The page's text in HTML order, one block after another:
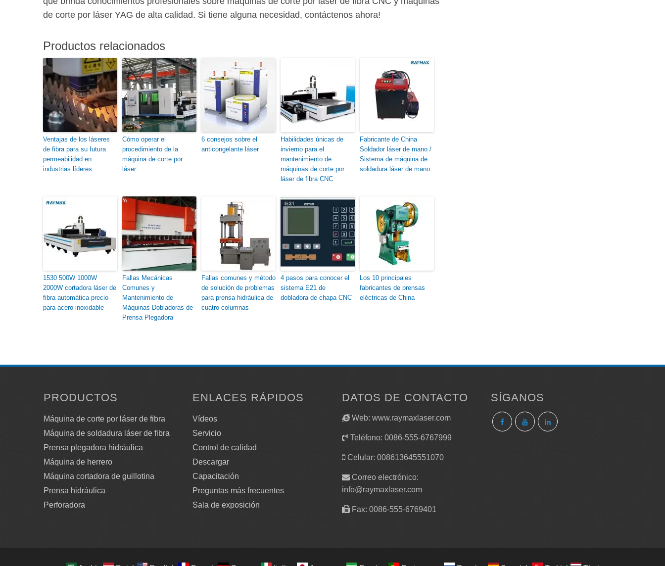
de corte por láser YAG de alta calidad. Si tiene alguna necesidad, contáctenos ahora!
Productos relacionados
Ventajas de los láseres
de fibra para su futura
permeabilidad en
industrias líderes
Cómo operar el
procedimiento de la
máquina de corte por
láser
6 consejos sobre el
anticongelante láser
Habilidades únicas de
invierno para el
mantenimiento de
máquinas de corte por
láser de fibra CNC
Fabricante de China
Soldador láser de mano /
Sistema de máquina de
soldadura láser de mano
1530 500W 1000W
2000W cortadora láser de
fibra automática precio
para acero inoxidable
Fallas Mecánicas
Comunes y
Mantenimiento de
Máquinas Dobladoras de
Prensa Plegadora
Fallas comunes y método
de solución de problemas
para prensa hidráulica de
cuatro columnas
4 pasos para conocer el
sistema E21 de
dobladora de chapa CNC
Los 10 principales
fabricantes de prensas
eléctricas de China
PRODUCTOS
Máquina de corte por láser de fibra
Máquina de soldadura láser de fibra
Prensa plegadora hidráulica
Máquina de herrero
Máquina cortadora de guillotina
Prensa hidráulica
Perforadora
ENLACES RÁPIDOS
Vídeos
Servicio
Control de calidad
Descargar
Capacitación
Preguntas más frecuentes
Sala de exposición
DATOS DE CONTACTO
Web: www.raymaxlaser.com
Teléfono: 0086-555-6767999
Celular: 008613645551070
Correo electrónico:
info@raymaxlaser.com
Fax: 0086-555-6769401
SÍGANOS